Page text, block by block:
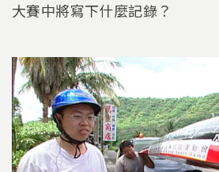
大賽中將寫下什麼記錄？